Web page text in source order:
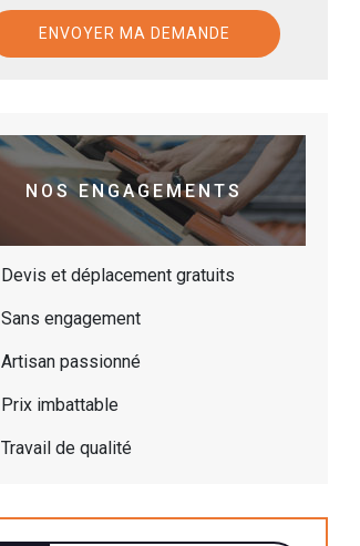
NOS ENGAGEMENTS
Devis et déplacement gratuits
Sans engagement
Artisan passionné
Prix imbattable
Travail de qualité